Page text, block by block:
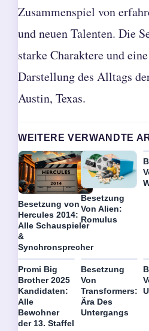
Zusammenspiel von
und neuen Talenten. Die
starke Charaktere und
Darstellung des Alltags
Austin, Texas.
WEITERE VERWANDTE
Besetzung von
Hercules 2014:
Alle Schauspieler
&
Synchronsprecher
Besetzung
Von Alien:
Romulus
Promi Big
Brother 2025
Kandidaten:
Alle
Bewohner
der 13. Staffel
Besetzung
Von
Transformers:
Ära Des
Untergangs